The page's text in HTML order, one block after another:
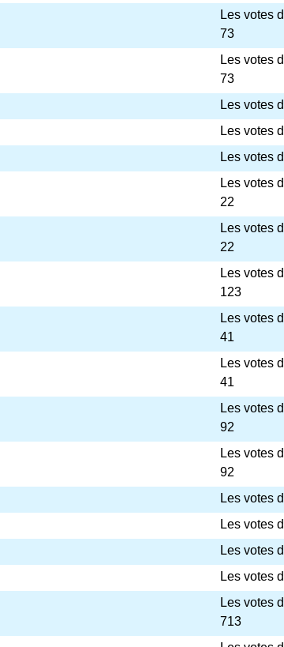
Les votes
73
Les votes
73
Les votes
Les votes
Les votes
Les votes
22
Les votes
22
Les votes
123
Les votes
41
Les votes
41
Les votes
92
Les votes
92
Les votes
Les votes
Les votes
Les votes
Les votes
713